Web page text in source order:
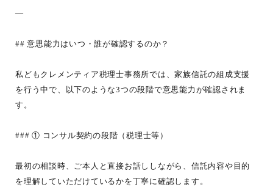
—
## 意思能力はいつ・誰が確認するのか？
私どもクレメンティア税理士事務所では、家族信託の組成支援
を行う中で、以下のような3つの段階で意思能力が確認されま
す。
### ① コンサル契約の段階（税理士等）
最初の相談時、ご本人と直接お話ししながら、信託内容や目的
を理解していただけているかを丁寧に確認します。